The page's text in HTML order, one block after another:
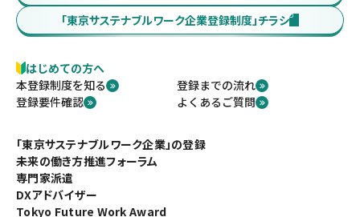
「東京サステナブルワーク企業登録制度」チラシ
はじめての方へ
本登録制度を知る
登録までの流れ
登録要件確認
よくあるご質問
「東京サステナブルワーク企業」の登録
未来の働き方推進フォーラム
専門家派遣
DXアドバイザー
Tokyo Future Work Award